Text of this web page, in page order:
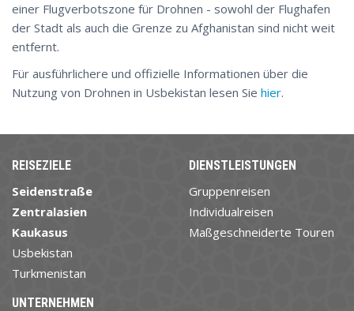
einer Flugverbotszone für Drohnen - sowohl der Flughafen
der Stadt als auch die Grenze zu Afghanistan sind nicht weit
entfernt.
Für ausführlichere und offizielle Informationen über die
Nutzung von Drohnen in Usbekistan lesen Sie hier.
REISEZIELE
Seidenstraße
Zentralasien
Kaukasus
Usbekistan
Turkmenistan
DIENSTLEISTUNGEN
Gruppenreisen
Individualreisen
Maßgeschneiderte Touren
UNTERNEHMEN